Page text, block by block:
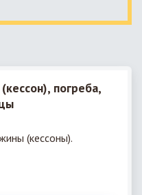
погреба,
(кессоны).